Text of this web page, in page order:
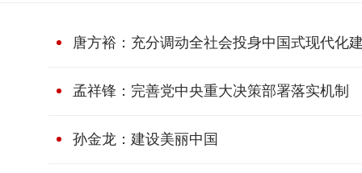
唐方裕：充分调动全社会投身中国式现代化
孟祥锋：完善党中央重大决策部署落实机制
孙金龙：建设美丽中国